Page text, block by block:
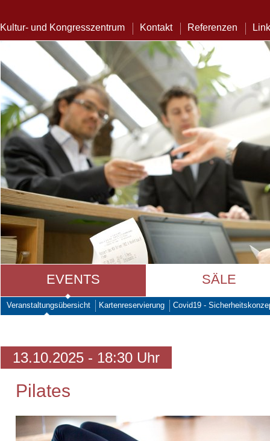
Kultur- und Kongresszentrum Kontakt Referenzen
EVENTS SÄLE
Veranstaltungsübersicht Kartenreservierung Covid19 -
13.10.2025 - 18:30 Uhr
Pilates